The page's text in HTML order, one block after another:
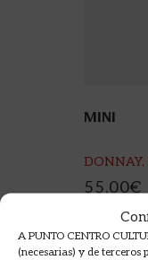
A PUNTO CENTRO
(necesarias) y de terceros
MINI
DONNAY,
55,00€